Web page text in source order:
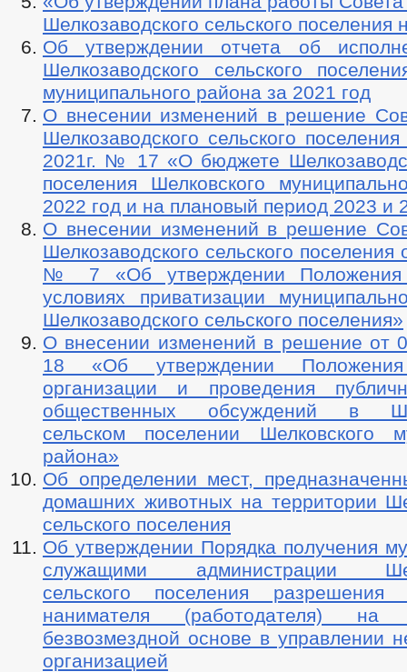
Шелкозаводского сельского поселения
Об утверждении отчета об
Шелкозаводского сельского
муниципального района за 2021 год
О внесении изменений в решение
Шелкозаводского сельского
2021г. № 17 «О бюджете
поселения Шелковского
2022 год и на плановый период 2023 и
О внесении изменений в решение
Шелкозаводского сельского поселения
№ 7 «Об утверждении
условиях приватизации
Шелкозаводского сельского поселения»
О внесении изменений в решение от
18 «Об утверждении
организации и проведения
общественных обсуждений в
сельском поселении Шелковского
района»
Об определении мест,
домашних животных на территории
сельского поселения
Об утверждении Порядка получения
служащими администрации
сельского поселения разрешения
нанимателя (работодателя)
безвозмездной основе в управлении
организацией